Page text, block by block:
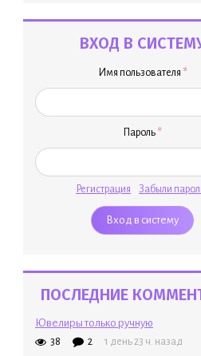
ВХОД В
Имя пользователя *
Пароль *
Регистрация Забыли
ПОСЛЕДНИЕ
Ювелиры только ручную
38 2 1 день 23 ч. назад